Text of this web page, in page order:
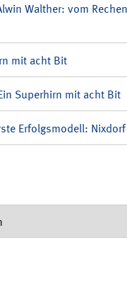
Walther: vom
mit acht Bit
Superhirn mit acht Bit
Erfolgsmodell: